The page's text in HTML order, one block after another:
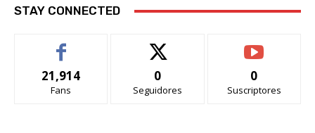
STAY CONNECTED
21,914
Fans
0
Seguidores
0
Suscriptores